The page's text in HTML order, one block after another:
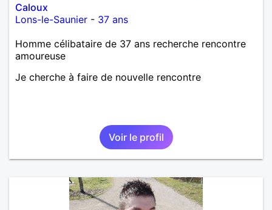
Caloux
Lons-le-Saunier - 37 ans
Homme célibataire de 37 ans recherche rencontre
amoureuse
Je cherche à faire de nouvelle rencontre
Voir le profil